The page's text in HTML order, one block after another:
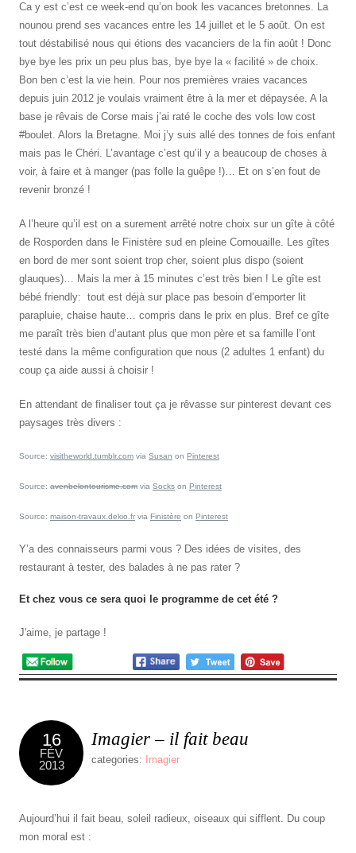
Ca y est c’est ce week-end qu’on book les vacances bretonnes. La
nounou prend ses vacances entre les 14 juillet et le 5 août. On est
tout déstabilisé nous qui étions des vacanciers de la fin août ! Donc
bye bye les prix un peu plus bas, bye bye la « facilité » de choix.
Bon ben c’est la vie hein. Pour nos premières vraies vacances
depuis juin 2012 je voulais vraiment être à la mer et dépaysée. A la
base je rêvais de Corse mais j’ai raté le coche des vols low cost
#boulet. Alors la Bretagne. Moi j’y suis allé des tonnes de fois enfant
mais pas le Chéri. L’avantage c’est qu’il y a beaucoup de choses à
voir, à faire et à manger (pas folle la guêpe !)… Et on s’en fout de
revenir bronzé !
A l’heure qu’il est on a surement arrêté notre choix sur un gîte à côté
de Rosporden dans le Finistère sud en pleine Cornouaille. Les gîtes
en bord de mer sont soient trop cher, soient plus dispo (soient
glauques)… Mais la mer à 15 minutes c’est très bien ! Le gîte est
bébé friendly: tout est déjà sur place pas besoin d’emporter lit
parapluie, chaise haute… compris dans le prix en plus. Bref ce gîte
me paraît très bien d’autant plus que mon père et sa famille l’ont
testé dans la même configuration que nous (2 adultes 1 enfant) du
coup ça aide aussi à choisir !
En attendant de finaliser tout ça je rêvasse sur pinterest devant ces
paysages très divers :
Source: visitheworld.tumblr.com via Susan on Pinterest
Source: avenbelontourisme.com via Socks on Pinterest
Source: maison-travaux.dekio.fr via Finistère on Pinterest
Y’a des connaisseurs parmi vous ? Des idées de visites, des
restaurant à tester, des balades à ne pas rater ?
Et chez vous ce sera quoi le programme de cet été ?
J'aime, je partage !
16
FÉV
2013
Imagier – il fait beau
categories: Imagier
Aujourd’hui il fait beau, soleil radieux, oiseaux qui sifflent. Du coup
mon moral est :